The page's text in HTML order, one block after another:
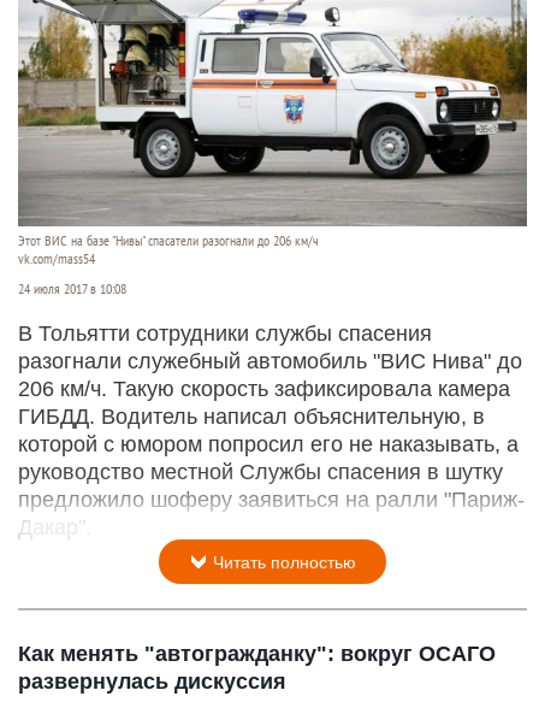
Этот ВИС на базе "Нивы" спасатели разогнали до 206 км/ч
vk.com/mass54
24 июля 2017 в 10:08
В Тольятти сотрудники службы спасения
разогнали служебный автомобиль "ВИС Нива" до
206 км/ч. Такую скорость зафиксировала камера
ГИБДД. Водитель написал объяснительную, в
которой с юмором попросил его не наказывать, а
руководство местной Службы спасения в шутку
предложило шоферу заявиться на ралли "Париж-
Дакар".
Читать полностью
Как менять "автогражданку": вокруг ОСАГО
развернулась дискуссия